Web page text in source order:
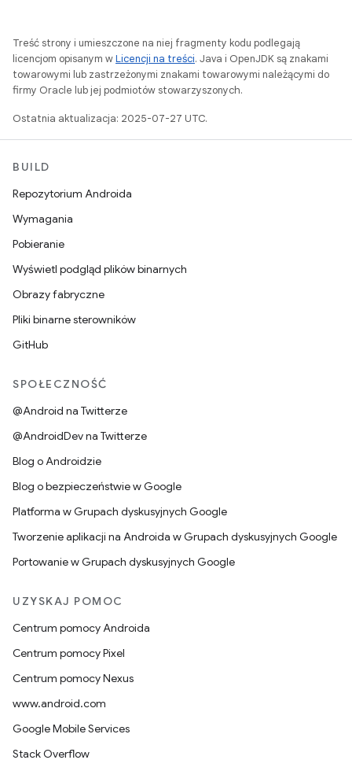
Treść strony i umieszczone na niej fragmenty kodu podlegają
licencjom opisanym wLicencji na treści. Java i OpenJDK są znakami
towarowymi lub zastrzeżonymi znakami towarowymi należącymi do
firmy Oracle lub jej podmiotów stowarzyszonych.
Ostatnia aktualizacja: 2025-07-27 UTC.
BUILD
Repozytorium Androida
Wymagania
Pobieranie
Wyświetl podgląd plików binarnych
Obrazy fabryczne
Pliki binarne sterowników
GitHub
SPOŁECZNOŚĆ
@Android na Twitterze
@AndroidDev na Twitterze
Blog o Androidzie
Blog o bezpieczeństwie w Google
Platforma w Grupach dyskusyjnych Google
Tworzenie aplikacji na Androida w Grupach dyskusyjnych Google
Portowanie w Grupach dyskusyjnych Google
UZYSKAJ POMOC
Centrum pomocy Androida
Centrum pomocy Pixel
Centrum pomocy Nexus
www.android.com
Google Mobile Services
Stack Overflow